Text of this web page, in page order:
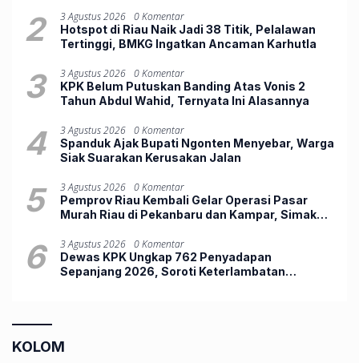
2 3 Agustus 2026 0 Komentar
Hotspot di Riau Naik Jadi 38 Titik, Pelalawan
Tertinggi, BMKG Ingatkan Ancaman Karhutla
3 3 Agustus 2026 0 Komentar
KPK Belum Putuskan Banding Atas Vonis 2
Tahun Abdul Wahid, Ternyata Ini Alasannya
4 3 Agustus 2026 0 Komentar
Spanduk Ajak Bupati Ngonten Menyebar, Warga
Siak Suarakan Kerusakan Jalan
5 3 Agustus 2026 0 Komentar
Pemprov Riau Kembali Gelar Operasi Pasar
Murah Riau di Pekanbaru dan Kampar, Simak
6 3 Agustus 2026 0 Komentar
Dewas KPK Ungkap 762 Penyadapan
Sepanjang 2026, Soroti Keterlambatan
KOLOM